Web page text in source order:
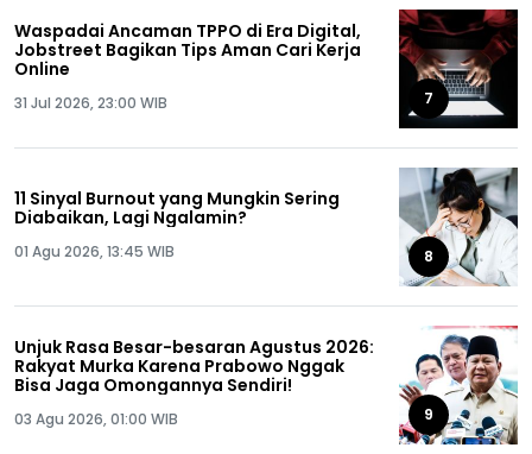
Waspadai Ancaman TPPO di Era Digital,
Jobstreet Bagikan Tips Aman Cari Kerja
Online
31 Jul 2026, 23:00 WIB 7
11 Sinyal Burnout yang Mungkin Sering
Diabaikan, Lagi Ngalamin?
01 Agu 2026, 13:45 WIB 8
Unjuk Rasa Besar-besaran Agustus 2026:
Rakyat Murka Karena Prabowo Nggak
Bisa Jaga Omongannya Sendiri!
03 Agu 2026, 01:00 WIB 9